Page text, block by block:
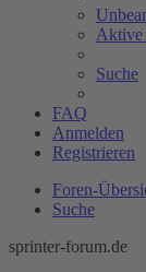
Aktive
Suche
FAQ
Anmelden
Registrieren
Foren-
Suche
sprinter-forum.de